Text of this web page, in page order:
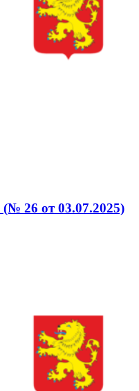
26 от 03.07.2025)